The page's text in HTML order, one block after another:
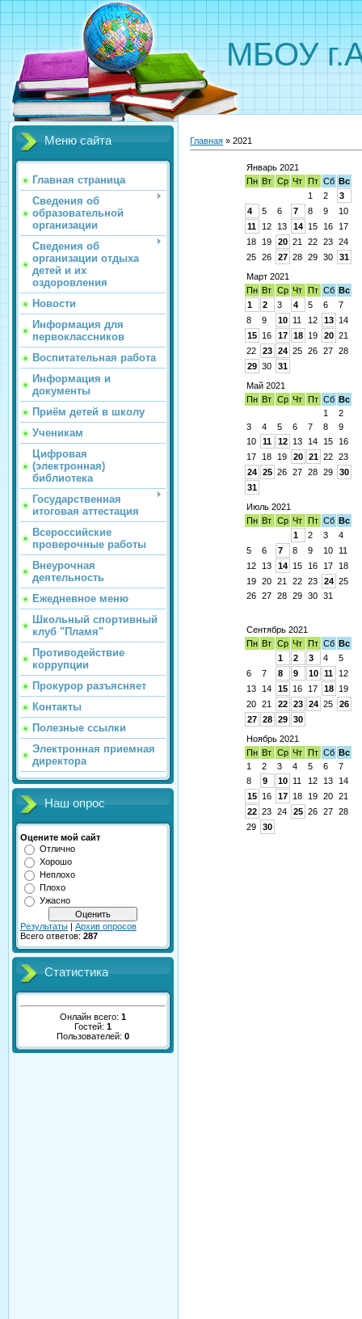
МБОУ
Меню сайта
Главная страница
Сведения об
образовательной
организации
Сведения об
организации отдыха
детей и их
оздоровления
Новости
Информация для
первоклассников
Воспитательная работа
Информация и
документы
Приём детей в школу
Ученикам
Цифровая
(электронная)
библиотека
Государственная
итоговая аттестация
Всероссийские
проверочные работы
Внеурочная
деятельность
Ежедневное меню
Школьный спортивный
клуб "Пламя"
Противодействие
коррупции
Прокурор разъясняет
Контакты
Полезные ссылки
Электронная приемная
директора
Наш опрос
Оцените мой сайт
Отлично
Хорошо
Неплохо
Плохо
Ужасно
Результаты | Архив опросов
Всего ответов: 287
Статистика
Онлайн всего: 1
Гостей: 1
Пользователей: 0
Главная » 2021
Январь 2021
Пн Вт Ср Чт Пт Сб Вс
1
2
3
4
5 6 7 8 9
10
11
12 13 14 15 16
17
18
19 20 21 22 23 24
25 26 27 28 29 30
31
Март 2021
Пн Вт Ср Чт Пт Сб Вс
1
2 3 4 5 6
7
8
9 10 11 12 13 14
15 16 17 18 19 20 21
22
23 24 25 26 27 28
29 30
31
Май 2021
Пн Вт Ср Чт Пт Сб Вс
1
2
3
4 5 6 7 8
9
10
11 12 13 14 15
16
17
18 19 20 21 22 23
24 25 26 27 28 29
30
31
Июль 2021
Пн Вт Ср Чт Пт Сб Вс
1
2 3
4
5
6 7 8 9 10
11
12
13 14 15 16 17
18
19 20 21 22 23 24 25
26 27 28 29 30 31
Сентябрь 2021
Пн Вт Ср Чт Пт Сб Вс
1
2 3 4
5
6
7 8 9 10 11
12
13
14 15 16 17 18 19
20 21 22 23 24 25
26
27 28 29 30
Ноябрь 2021
Пн Вт Ср Чт Пт Сб Вс
1
2 3 4 5 6
7
8
9 10 11 12 13
14
15 16 17 18 19 20 21
22 23 24 25 26 27 28
29
30